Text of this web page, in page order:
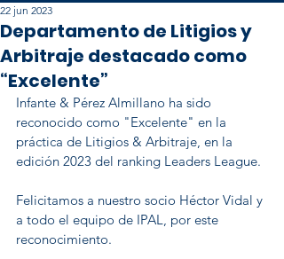
Departamento de Litigios y
Arbitraje destacado como
“Excelente”
22 jun 2023
Infante & Pérez Almillano ha sido
reconocido como "Excelente" en la
práctica de Litigios & Arbitraje, en la
edición 2023 del ranking Leaders League.
Felicitamos a nuestro socio Héctor Vidal y
a todo el equipo de IPAL, por este
reconocimiento.